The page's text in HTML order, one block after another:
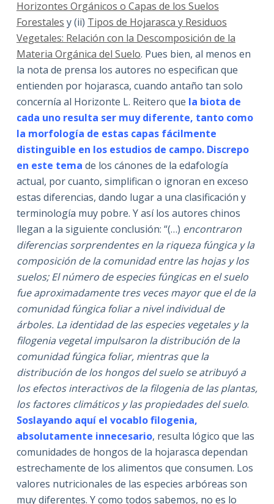
Horizontes Orgánicos o Capas de los Suelos
Forestales y (ii) Tipos de Hojarasca y Residuos
Vegetales: Relación con la Descomposición de la
Materia Orgánica del Suelo. Pues bien, al menos en
la nota de prensa los autores no especifican que
entienden por hojarasca, cuando antaño tan solo
concernía al Horizonte L. Reitero que la biota de
cada uno resulta ser muy diferente, tanto como
la morfología de estas capas fácilmente
distinguible en los estudios de campo. Discrepo
en este tema de los cánones de la edafología
actual, por cuanto, simplifican o ignoran en exceso
estas diferencias, dando lugar a una clasificación y
terminología muy pobre. Y así los autores chinos
llegan a la siguiente conclusión: “(…) encontraron
diferencias sorprendentes en la riqueza fúngica y la
composición de la comunidad entre las hojas y los
suelos; El número de especies fúngicas en el suelo
fue aproximadamente tres veces mayor que el de la
comunidad fúngica foliar a nivel individual de
árboles. La identidad de las especies vegetales y la
filogenia vegetal impulsaron la distribución de la
comunidad fúngica foliar, mientras que la
distribución de los hongos del suelo se atribuyó a
los efectos interactivos de la filogenia de las plantas,
los factores climáticos y las propiedades del suelo.
Soslayando aquí el vocablo filogenia,
absolutamente innecesario, resulta lógico que las
comunidades de hongos de la hojarasca dependan
estrechamente de los alimentos que consumen. Los
valores nutricionales de las especies arbóreas son
muy diferentes. Y como todos sabemos, no es lo